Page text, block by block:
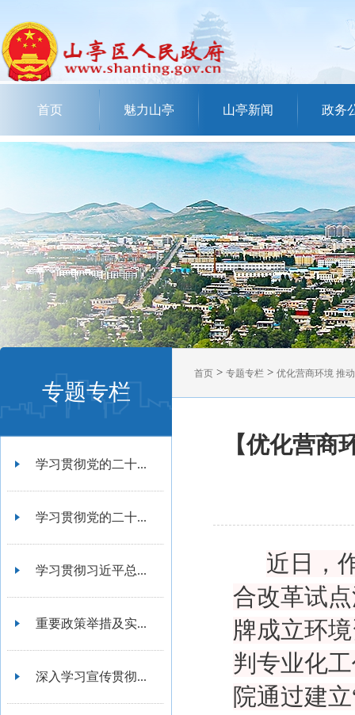
首页 魅力山亭 山亭新闻 政务
专题专栏
学习贯彻党的二十...
学习贯彻党的二十...
学习贯彻习近平总...
重要政策举措及实...
深入学习宣传贯彻...
首页 > 专题专栏 > 优化营商环境 推
【优化营商
近日，
合改革试
牌成立环
判专业化
院通过建